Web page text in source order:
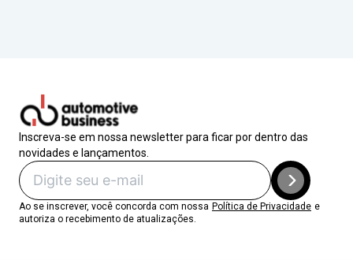
Inscreva-se em nossa newsletter para ficar por dentro das
novidades e lançamentos.
Ao se inscrever, você concorda com nossa Política de Privacidade e
autoriza o recebimento de atualizações.